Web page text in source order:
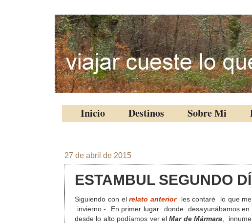
Inicio Destinos Sobre Mi
27 de abril de 2015
ESTAMBUL SEGUNDO
Siguiendo con elrelato anteriorles contaré lo que
invierno.- En primer lugar donde desayunábamos
desde lo alto podíamos ver elMar de Mármara ,